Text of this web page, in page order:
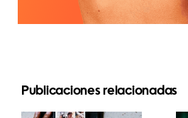
Publicaciones relacionadas
Las mejores